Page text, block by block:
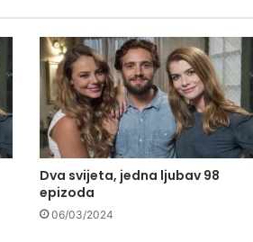
Dva svijeta, jedna ljubav 98
epizoda
06/03/2024